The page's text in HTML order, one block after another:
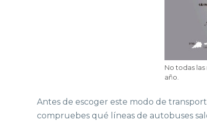
No todas
año.
Antes de escoger este modo de
compruebes qué líneas de autobuses